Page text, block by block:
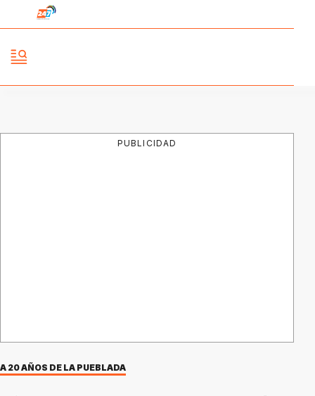
PUBLICIDAD
A 20 AÑOS DE LA PUEBLADA